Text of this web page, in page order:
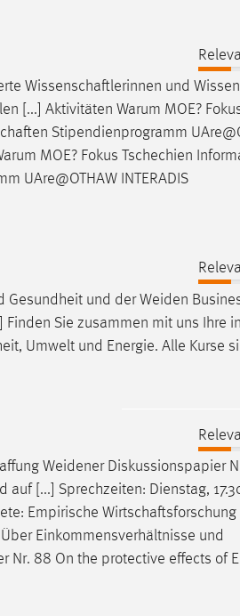
Wissenschaftlerinnen und
[...] Aktivitäten Warum MOE?
Stipendienprogramm
MOE? Fokus Tschechien
UAre@OTHAW INTERADIS
Gesundheit und der Weiden
Finden Sie zusammen mit uns Ihre
Umwelt und Energie. Alle Kurse
Weidener Diskussionspapier
auf [...] Sprechzeiten: Dienstag,
Empirische Wirtschaftsforschung
Einkommensverhältnisse und
Nr. 88 On the protective effects of